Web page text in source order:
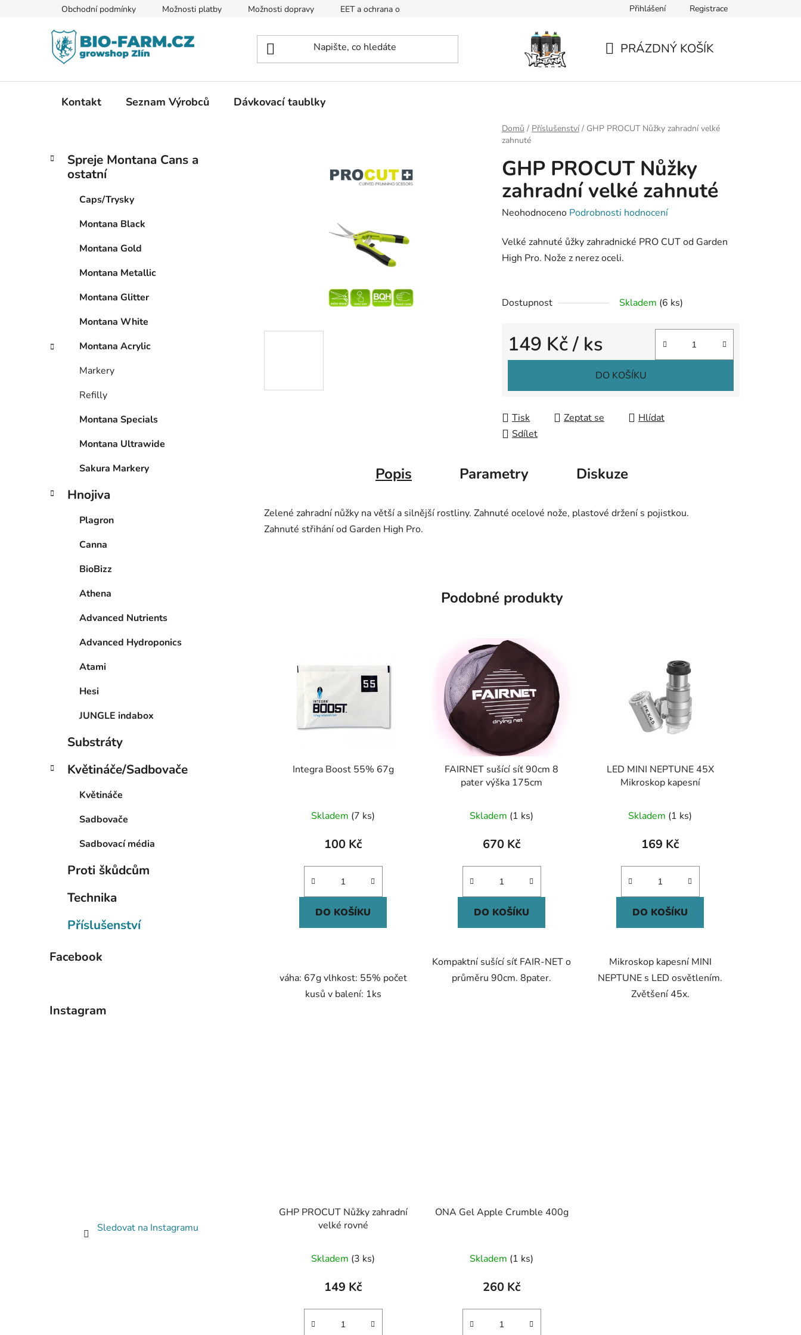
Obchodní podmínky Možnosti platby Možnosti dopravy EET a ochrana osobních údajů Přihlášení Registrace
PRÁZDNÝ KOŠÍK
Kontakt Seznam Výrobců Dávkovací taublky
Domů / Příslušenství / GHP PROCUT Nůžky zahradní velké
zahnuté
P
e
l
Přeskočit
kategorie
K
a
Spreje Montana Cans a
ostatní
Caps/Trysky
Montana Black
Montana Gold
Montana Metallic
Montana Glitter
Montana White
Montana Acrylic
Markery
Refilly
Montana Specials
Montana Ultrawide
Sakura Markery
Hnojiva
Plagron
Canna
BioBizz
Athena
Advanced Nutrients
Advanced Hydroponics
Atami
Hesi
JUNGLE indabox
Substráty
Květináče/Sadbovače
Květináče
Sadbovače
Sadbovací média
Proti škůdcům
Technika
Příslušenství
Facebook
Instagram
Sledovat na Instagramu
GHP PROCUT Nůžky
zahradní velké zahnuté
Průměrné
produktu
je
5
Neohodnoceno Podrobnosti hodnocení
Velké zahnuté ůžky zahradnické PRO CUT od Garden
High Pro. Nože z nerez oceli.
Dostupnost Skladem (6 ks)
149 Kč/ ks
Měrná cena:
DO KOŠÍKU
Tisk Zeptat se
Hlídat
Sdílet
Popis Parametry Diskuze
Zelené zahradní nůžky na větší a silnější rostliny. Zahnuté ocelové nože, plastové držení s pojistkou.
Zahnuté střihání od Garden High Pro.
Podobné produkty
Integra Boost 55% 67g
Skladem (7 ks)
100 Kč
DO KOŠÍKU
váha: 67g vlhkost: 55% počet
kusů v balení: 1ks
FAIRNET sušící síť 90cm 8
pater výška 175cm
Skladem (1 ks)
670 Kč
DO KOŠÍKU
Kompaktní sušící síť FAIR-NET o
průměru 90cm. 8pater.
LED MINI NEPTUNE 45X
Mikroskop kapesní
Skladem (1 ks)
169 Kč
DO KOŠÍKU
Mikroskop kapesní MINI
NEPTUNE s LED osvětlením.
Zvětšení 45x.
GHP PROCUT Nůžky zahradní
velké rovné
Skladem (3 ks)
149 Kč
ONA Gel Apple Crumble 400g
Skladem (1 ks)
260 Kč